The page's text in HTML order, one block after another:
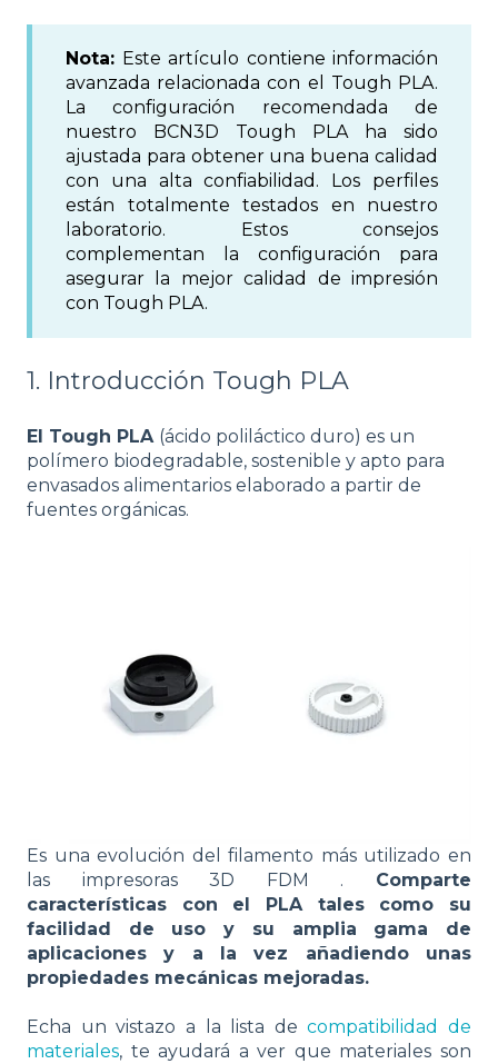
Nota: Este artículo contiene información
avanzada relacionada con el Tough PLA.
La configuración recomendada de
nuestro BCN3D Tough PLA ha sido
ajustada para obtener una buena calidad
con una alta confiabilidad. Los perfiles
están totalmente testados en nuestro
laboratorio. Estos consejos
complementan la configuración para
asegurar la mejor calidad de impresión
con Tough PLA.
1. Introducción Tough PLA
El Tough PLA (ácido poliláctico duro) es un
polímero biodegradable, sostenible y apto para
envasados alimentarios elaborado a partir de
fuentes orgánicas.
Es una evolución del filamento más utilizado en
las impresoras 3D FDM . Comparte
características con el PLA tales como su
facilidad de uso y su amplia gama de
aplicaciones y a la vez añadiendo unas
propiedades mecánicas mejoradas.
Echa un vistazo a la lista decompatibilidad de
materiales, te ayudará a ver que materiales son